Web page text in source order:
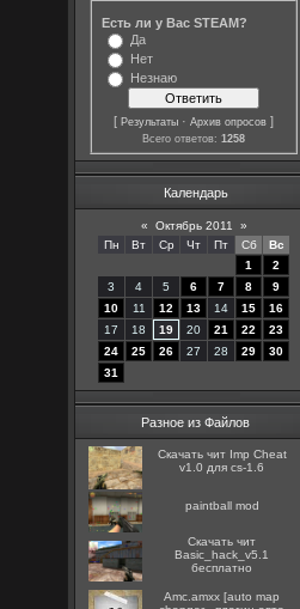
Есть ли у Вас STEAM?
Да
Нет
Незнаю
[Результаты ·Архив опросов ]
Всего ответов:1258
Календарь
« Октябрь 2011
»
Пн
Вт Ср Чт Пт Сб
Вс
1
2
3
4 5 6 7 8
9
10
11 12 13 14 15
16
17
18 19 20 21 22
23
24
25 26 27 28 29
30
31
Разное из Файлов
Скачать чит Imp Cheat
v1.0 для cs-1.6
paintball mod
Скачать чит
Basic_hack_v5.1
бесплатно
Amc.amxx [auto map